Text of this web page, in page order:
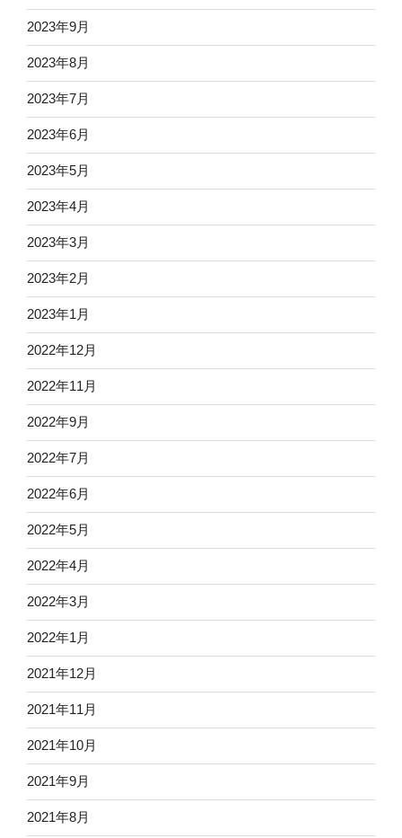
2023年9月
2023年8月
2023年7月
2023年6月
2023年5月
2023年4月
2023年3月
2023年2月
2023年1月
2022年12月
2022年11月
2022年9月
2022年7月
2022年6月
2022年5月
2022年4月
2022年3月
2022年1月
2021年12月
2021年11月
2021年10月
2021年9月
2021年8月